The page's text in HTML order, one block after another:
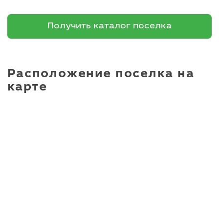
Получить каталог поселка
Расположение поселка на
карте